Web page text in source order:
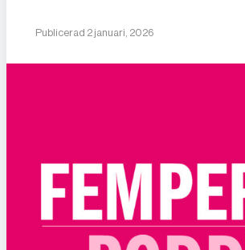
Publicerad 2 januari, 2026